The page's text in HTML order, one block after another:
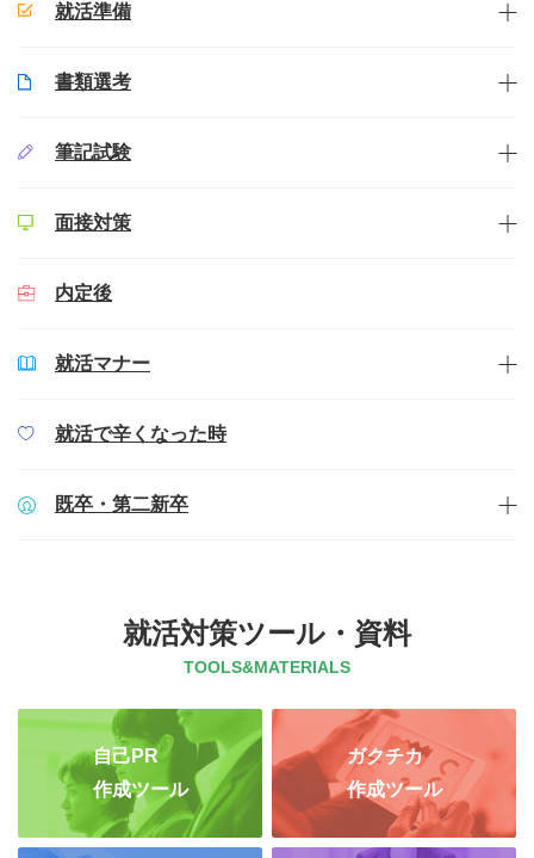
就活準備
書類選考
筆記試験
面接対策
内定後
就活マナー
就活で辛くなった時
既卒・第二新卒
就活対策ツール・資料
TOOLS&MATERIALS
自己PR
作成ツール
ガクチカ
作成ツール